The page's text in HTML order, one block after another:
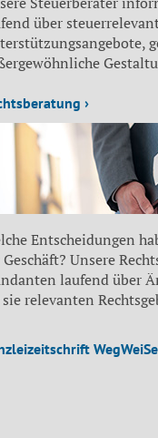
über
›
Entscheidungen
Unsere
laufend über
relevanten